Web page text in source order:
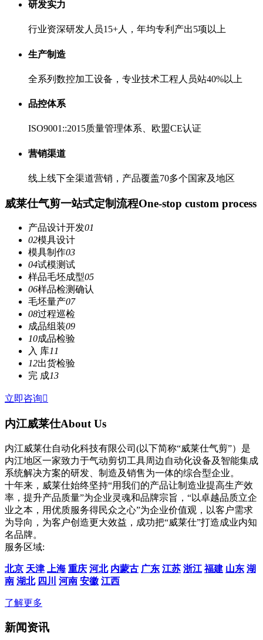
研发实力
行业资深研发人员15+人，年均专利产出5项以上
生产制造
全系列数控加工设备，专业技术工程人员站40%以上
品控体系
ISO9001::2015质量管理体系、欧盟CE认证
营销渠道
线上线下全渠道营销，产品覆盖70多个国家及地区
威莱仕气剪一站式定制流程One-stop custom process
产品设计开发01
02模具设计
模具制作03
04试模测试
样品毛坯成型05
06样品检测确认
毛坯量产07
08过程巡检
成品组装09
10成品检验
入 库11
12出货检验
完 成13
立即咨询
内江威莱仕About Us
内江威莱仕自动化科技有限公司(以下简称“威莱仕气剪”）是
内江地区一家致力于气动剪切工具周边自动化设备及智能集成
系统解决方案的研发、制造及销售为一体的综合型企业。
十年来，威莱仕始终坚持“用我们的产品让制造业提高生产效
率，提升产品质量”为企业灵魂和品牌宗旨，“以卓越品质立企
业之本，用优质服务得民众之心”为企业价值观，以客户需求
为导向，为客户创造更大效益，成功把“威莱仕”打造成业内知
名品牌。
服务区域:
北京 天津 上海 重庆 河北 内蒙古 广东 江苏 浙江 福建 山东 湖
南 湖北 四川 河南 安徽 江西
了解更多
新闻资讯